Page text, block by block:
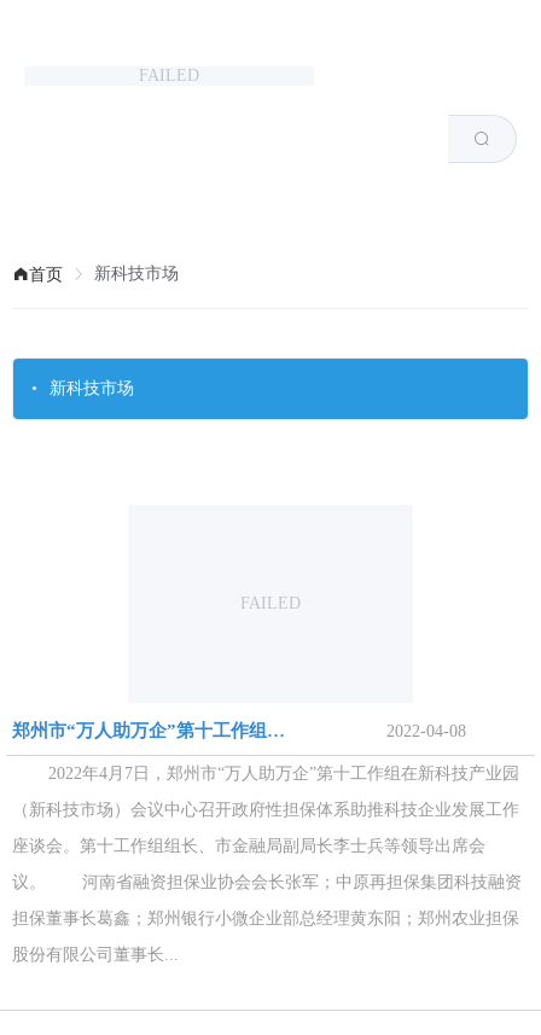
FAILED
首页 新科技市场
新科技市场
FAILED
郑州市“万人助万企”第十工作组在新科技市场召开政府性担保体系助推科技企业发展工作座谈会 2022-04-08
2022年4月7日，郑州市“万人助万企”第十工作组在新科技产业园
（新科技市场）会议中心召开政府性担保体系助推科技企业发展工作
座谈会。第十工作组组长、市金融局副局长李士兵等领导出席会
议。 河南省融资担保业协会会长张军；中原再担保集团科技融资
担保董事长葛鑫；郑州银行小微企业部总经理黄东阳；郑州农业担保
股份有限公司董事长...